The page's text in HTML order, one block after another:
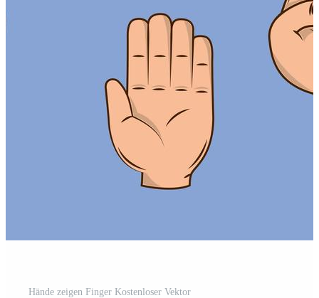
Hände zeigen Finger Kostenloser Vektor